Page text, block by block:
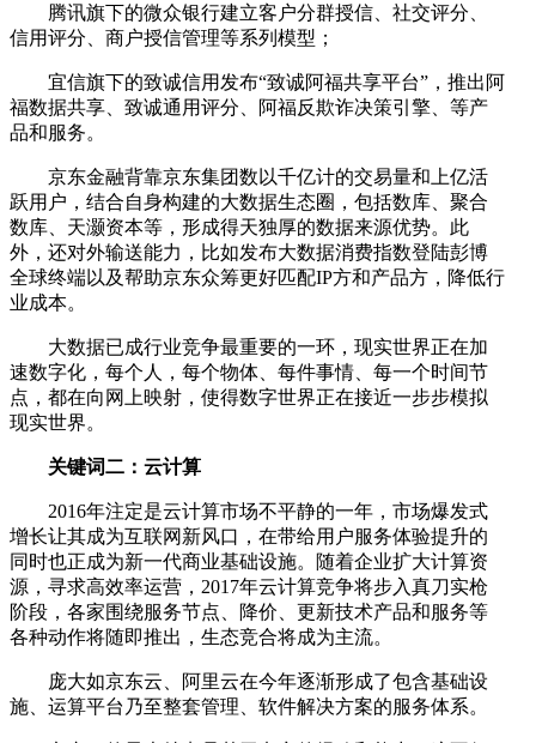
腾讯旗下的微众银行建立客户分群授信、社交评分、
信用评分、商户授信管理等系列模型；
宜信旗下的致诚信用发布“致诚阿福共享平台”，推出阿
福数据共享、致诚通用评分、阿福反欺诈决策引擎、等产
品和服务。
京东金融背靠京东集团数以千亿计的交易量和上亿活
跃用户，结合自身构建的大数据生态圈，包括数库、聚合
数库、天灏资本等，形成得天独厚的数据来源优势。此
外，还对外输送能力，比如发布大数据消费指数登陆彭博
全球终端以及帮助京东众筹更好匹配IP方和产品方，降低行
业成本。
大数据已成行业竞争最重要的一环，现实世界正在加
速数字化，每个人，每个物体、每件事情、每一个时间节
点，都在向网上映射，使得数字世界正在接近一步步模拟
现实世界。
关键词二：云计算
2016年注定是云计算市场不平静的一年，市场爆发式
增长让其成为互联网新风口，在带给用户服务体验提升的
同时也正成为新一代商业基础设施。随着企业扩大计算资
源，寻求高效率运营，2017年云计算竞争将步入真刀实枪
阶段，各家围绕服务节点、降价、更新技术产品和服务等
各种动作将随即推出，生态竞合将成为主流。
庞大如京东云、阿里云在今年逐渐形成了包含基础设
施、运算平台乃至整套管理、软件解决方案的服务体系。